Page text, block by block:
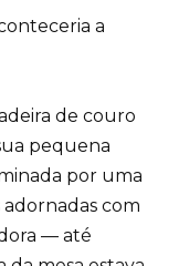
a
de couro
pequena
por uma
com
— até